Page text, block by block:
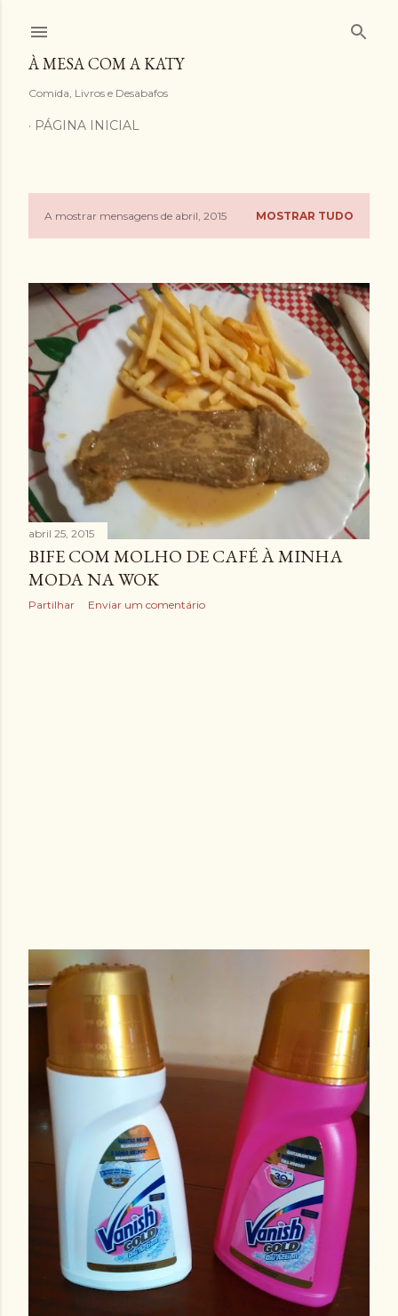
À MESA COM A KATY
Comida, Livros e Desabafos
PÁGINA INICIAL
M
n
s
a
g
e
n
s
A mostrar mensagens de abril, 2015 MOSTRAR TUDO
abril 25, 2015
BIFE COM MOLHO DE CAFÉ À MINHA
MODA NA WOK
Partilhar Enviar um comentário